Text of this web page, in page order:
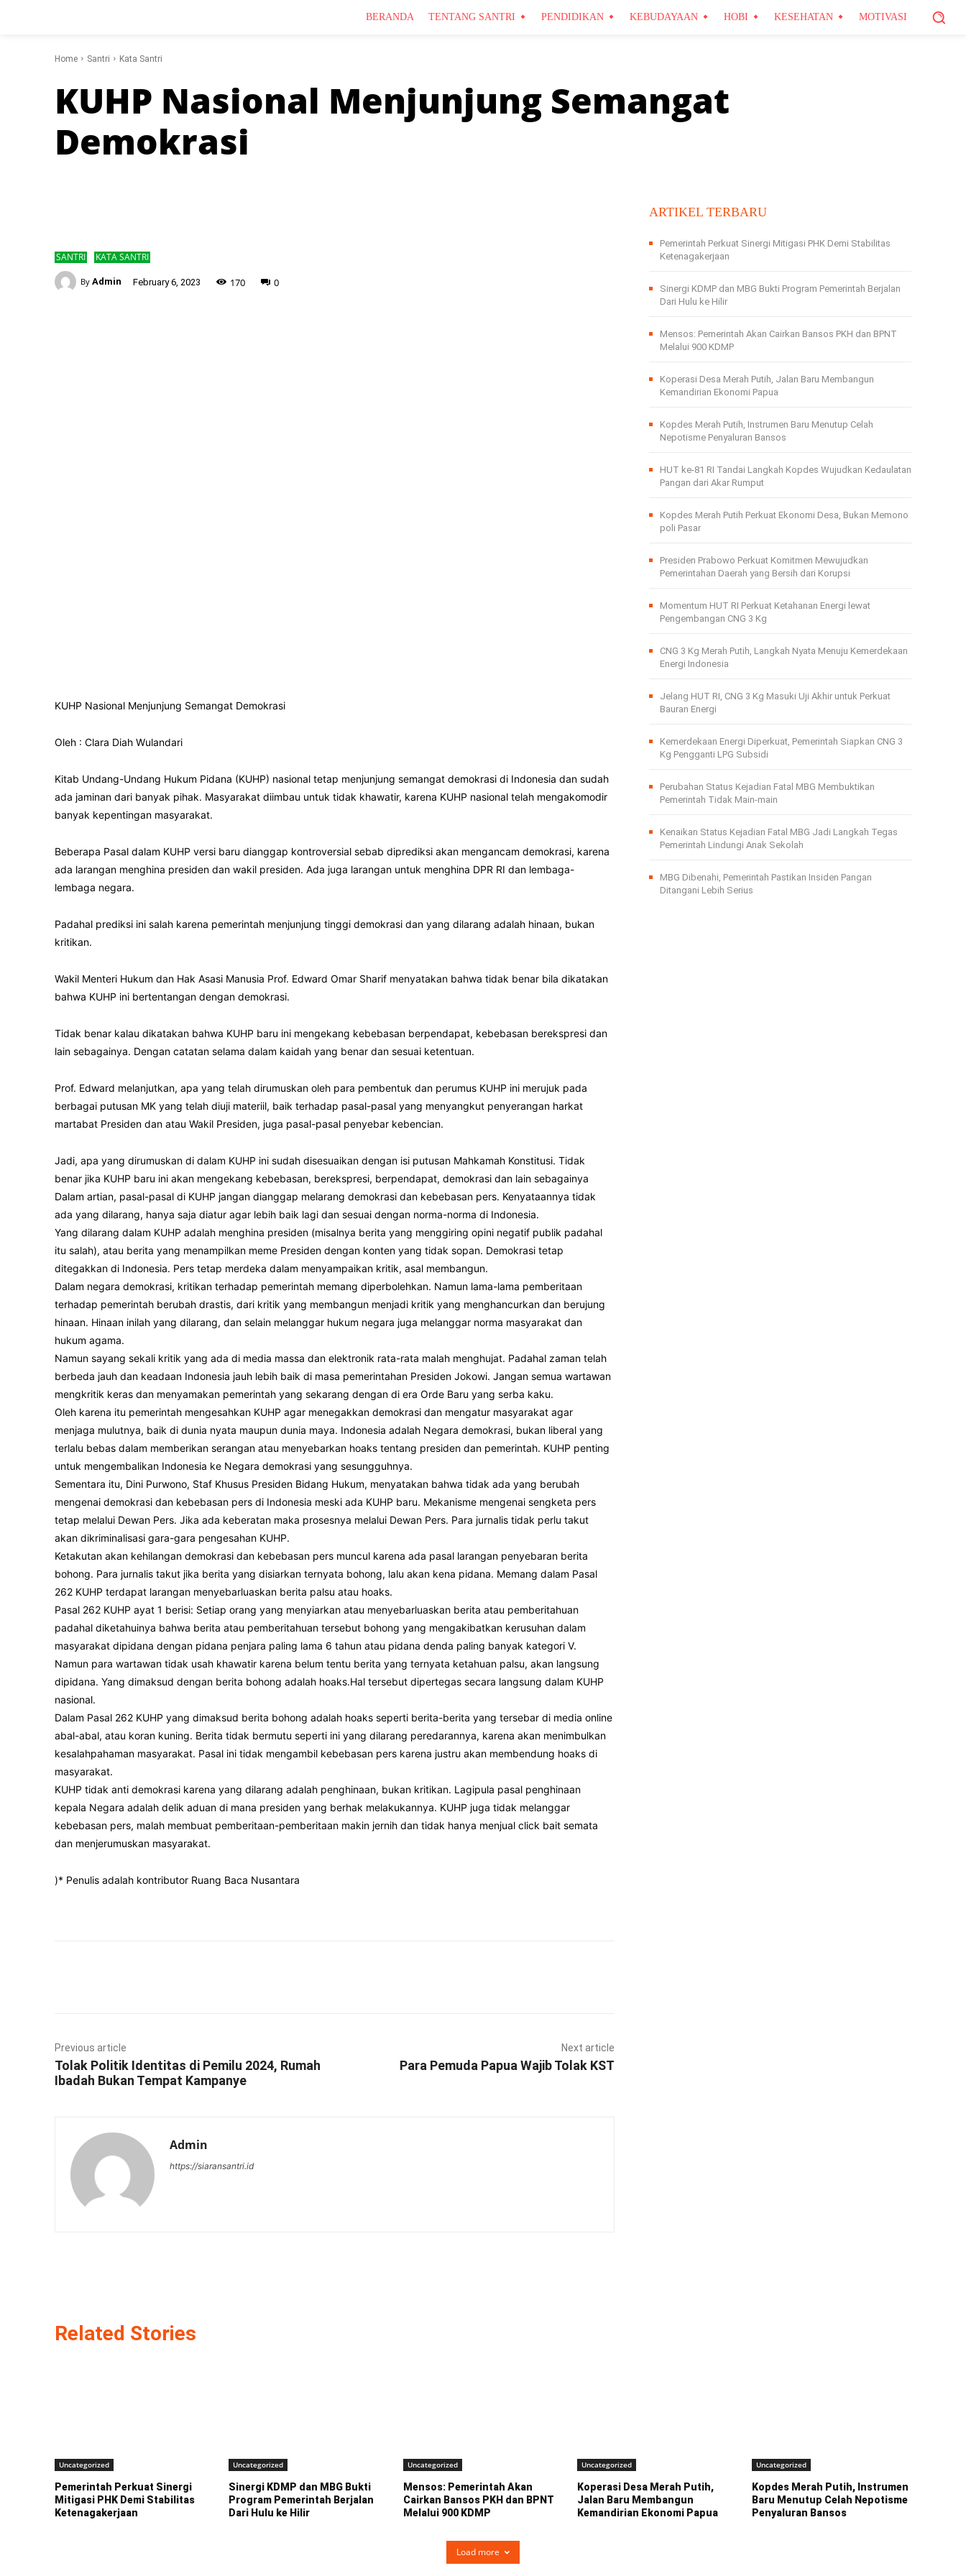
BERANDA TENTANG SANTRI PENDIDIKAN KEBUDAYAAN HOBI KESEHATAN MOTIVASI
Home Santri Kata Santri
KUHP Nasional Menjunjung Semangat
Demokrasi
SANTRI KATA SANTRI
By Admin February 6, 2023 170 0
KUHP Nasional Menjunjung Semangat Demokrasi
Oleh : Clara Diah Wulandari
Kitab Undang-Undang Hukum Pidana (KUHP) nasional tetap menjunjung semangat demokrasi di Indonesia dan sudah
ada jaminan dari banyak pihak. Masyarakat diimbau untuk tidak khawatir, karena KUHP nasional telah mengakomodir
banyak kepentingan masyarakat.
Beberapa Pasal dalam KUHP versi baru dianggap kontroversial sebab diprediksi akan mengancam demokrasi, karena
ada larangan menghina presiden dan wakil presiden. Ada juga larangan untuk menghina DPR RI dan lembaga-
lembaga negara.
Padahal prediksi ini salah karena pemerintah menjunjung tinggi demokrasi dan yang dilarang adalah hinaan, bukan
kritikan.
Wakil Menteri Hukum dan Hak Asasi Manusia Prof. Edward Omar Sharif menyatakan bahwa tidak benar bila dikatakan
bahwa KUHP ini bertentangan dengan demokrasi.
Tidak benar kalau dikatakan bahwa KUHP baru ini mengekang kebebasan berpendapat, kebebasan berekspresi dan
lain sebagainya. Dengan catatan selama dalam kaidah yang benar dan sesuai ketentuan.
Prof. Edward melanjutkan, apa yang telah dirumuskan oleh para pembentuk dan perumus KUHP ini merujuk pada
berbagai putusan MK yang telah diuji materiil, baik terhadap pasal-pasal yang menyangkut penyerangan harkat
martabat Presiden dan atau Wakil Presiden, juga pasal-pasal penyebar kebencian.
Jadi, apa yang dirumuskan di dalam KUHP ini sudah disesuaikan dengan isi putusan Mahkamah Konstitusi. Tidak
benar jika KUHP baru ini akan mengekang kebebasan, berekspresi, berpendapat, demokrasi dan lain sebagainya
Dalam artian, pasal-pasal di KUHP jangan dianggap melarang demokrasi dan kebebasan pers. Kenyataannya tidak
ada yang dilarang, hanya saja diatur agar lebih baik lagi dan sesuai dengan norma-norma di Indonesia.
Yang dilarang dalam KUHP adalah menghina presiden (misalnya berita yang menggiring opini negatif publik padahal
itu salah), atau berita yang menampilkan meme Presiden dengan konten yang tidak sopan. Demokrasi tetap
ditegakkan di Indonesia. Pers tetap merdeka dalam menyampaikan kritik, asal membangun.
Dalam negara demokrasi, kritikan terhadap pemerintah memang diperbolehkan. Namun lama-lama pemberitaan
terhadap pemerintah berubah drastis, dari kritik yang membangun menjadi kritik yang menghancurkan dan berujung
hinaan. Hinaan inilah yang dilarang, dan selain melanggar hukum negara juga melanggar norma masyarakat dan
hukum agama.
Namun sayang sekali kritik yang ada di media massa dan elektronik rata-rata malah menghujat. Padahal zaman telah
berbeda jauh dan keadaan Indonesia jauh lebih baik di masa pemerintahan Presiden Jokowi. Jangan semua wartawan
mengkritik keras dan menyamakan pemerintah yang sekarang dengan di era Orde Baru yang serba kaku.
Oleh karena itu pemerintah mengesahkan KUHP agar menegakkan demokrasi dan mengatur masyarakat agar
menjaga mulutnya, baik di dunia nyata maupun dunia maya. Indonesia adalah Negara demokrasi, bukan liberal yang
terlalu bebas dalam memberikan serangan atau menyebarkan hoaks tentang presiden dan pemerintah. KUHP penting
untuk mengembalikan Indonesia ke Negara demokrasi yang sesungguhnya.
Sementara itu, Dini Purwono, Staf Khusus Presiden Bidang Hukum, menyatakan bahwa tidak ada yang berubah
mengenai demokrasi dan kebebasan pers di Indonesia meski ada KUHP baru. Mekanisme mengenai sengketa pers
tetap melalui Dewan Pers. Jika ada keberatan maka prosesnya melalui Dewan Pers. Para jurnalis tidak perlu takut
akan dikriminalisasi gara-gara pengesahan KUHP.
Ketakutan akan kehilangan demokrasi dan kebebasan pers muncul karena ada pasal larangan penyebaran berita
bohong. Para jurnalis takut jika berita yang disiarkan ternyata bohong, lalu akan kena pidana. Memang dalam Pasal
262 KUHP terdapat larangan menyebarluaskan berita palsu atau hoaks.
Pasal 262 KUHP ayat 1 berisi: Setiap orang yang menyiarkan atau menyebarluaskan berita atau pemberitahuan
padahal diketahuinya bahwa berita atau pemberitahuan tersebut bohong yang mengakibatkan kerusuhan dalam
masyarakat dipidana dengan pidana penjara paling lama 6 tahun atau pidana denda paling banyak kategori V.
Namun para wartawan tidak usah khawatir karena belum tentu berita yang ternyata ketahuan palsu, akan langsung
dipidana. Yang dimaksud dengan berita bohong adalah hoaks.Hal tersebut dipertegas secara langsung dalam KUHP
nasional.
Dalam Pasal 262 KUHP yang dimaksud berita bohong adalah hoaks seperti berita-berita yang tersebar di media online
abal-abal, atau koran kuning. Berita tidak bermutu seperti ini yang dilarang peredarannya, karena akan menimbulkan
kesalahpahaman masyarakat. Pasal ini tidak mengambil kebebasan pers karena justru akan membendung hoaks di
masyarakat.
KUHP tidak anti demokrasi karena yang dilarang adalah penghinaan, bukan kritikan. Lagipula pasal penghinaan
kepala Negara adalah delik aduan di mana presiden yang berhak melakukannya. KUHP juga tidak melanggar
kebebasan pers, malah membuat pemberitaan-pemberitaan makin jernih dan tidak hanya menjual click bait semata
dan menjerumuskan masyarakat.
)* Penulis adalah kontributor Ruang Baca Nusantara
Previous article
Tolak Politik Identitas di Pemilu 2024, Rumah
Ibadah Bukan Tempat Kampanye
Next article
Para Pemuda Papua Wajib Tolak KST
Admin
https://siaransantri.id
ARTIKEL TERBARU
Pemerintah Perkuat Sinergi Mitigasi PHK Demi Stabilitas
Ketenagakerjaan
Sinergi KDMP dan MBG Bukti Program Pemerintah Berjalan
Dari Hulu ke Hilir
Mensos: Pemerintah Akan Cairkan Bansos PKH dan BPNT
Melalui 900 KDMP
Koperasi Desa Merah Putih, Jalan Baru Membangun
Kemandirian Ekonomi Papua
Kopdes Merah Putih, Instrumen Baru Menutup Celah
Nepotisme Penyaluran Bansos
HUT ke-81 RI Tandai Langkah Kopdes Wujudkan Kedaulatan
Pangan dari Akar Rumput
Kopdes Merah Putih Perkuat Ekonomi Desa, Bukan Memono
poli Pasar
Presiden Prabowo Perkuat Komitmen Mewujudkan
Pemerintahan Daerah yang Bersih dari Korupsi
Momentum HUT RI Perkuat Ketahanan Energi lewat
Pengembangan CNG 3 Kg
CNG 3 Kg Merah Putih, Langkah Nyata Menuju Kemerdekaan
Energi Indonesia
Jelang HUT RI, CNG 3 Kg Masuki Uji Akhir untuk Perkuat
Bauran Energi
Kemerdekaan Energi Diperkuat, Pemerintah Siapkan CNG 3
Kg Pengganti LPG Subsidi
Perubahan Status Kejadian Fatal MBG Membuktikan
Pemerintah Tidak Main-main
Kenaikan Status Kejadian Fatal MBG Jadi Langkah Tegas
Pemerintah Lindungi Anak Sekolah
MBG Dibenahi, Pemerintah Pastikan Insiden Pangan
Ditangani Lebih Serius
Related Stories
Uncategorized
Pemerintah Perkuat Sinergi
Mitigasi PHK Demi Stabilitas
Ketenagakerjaan
Uncategorized
Sinergi KDMP dan MBG Bukti
Program Pemerintah Berjalan
Dari Hulu ke Hilir
Uncategorized
Mensos: Pemerintah Akan
Cairkan Bansos PKH dan BPNT
Melalui 900 KDMP
Uncategorized
Koperasi Desa Merah Putih,
Jalan Baru Membangun
Kemandirian Ekonomi Papua
Uncategorized
Kopdes Merah Putih, Instrumen
Baru Menutup Celah Nepotisme
Penyaluran Bansos
Load more